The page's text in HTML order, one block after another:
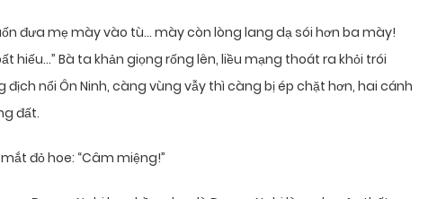
đưa mẹ mày vào tù… mày còn lòng lang dạ sói hơn ba mày!
hiếu…” Bà ta khản giọng rống lên, liều mạng thoát ra khỏi trói
nổi Ôn Ninh, càng vùng vẫy thì càng bị ép chặt hơn, hai cánh
đất.
đỏ hoe: “Câm miệng!”